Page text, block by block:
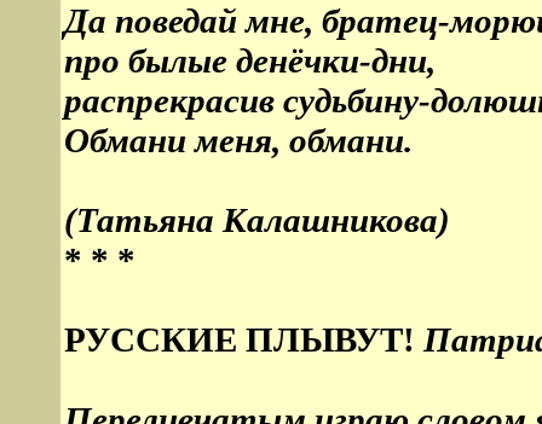
Да поведай мне, братец-
про былые денёчки-дни,
распрекрасив судьбину-
Обмани меня, обмани.
(Татьяна Калашникова)
* * *
РУССКИЕ ПЛЫВУТ!